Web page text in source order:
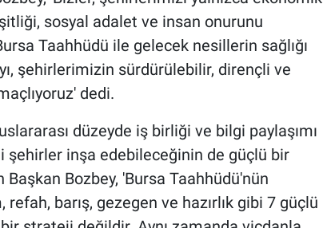
sosyal adalet ve insan onurunu
Taahhüdü ile gelecek nesillerin sağlığı
şehirlerimizin sürdürülebilir, dirençli ve
dedi.
düzeyde iş birliği ve bilgi paylaşımı
şehirler inşa edebileceğinin de güçlü bir
Bozbey, 'Bursa Taahhüdü'nün
barış, gezegen ve hazırlık gibi 7 güçlü